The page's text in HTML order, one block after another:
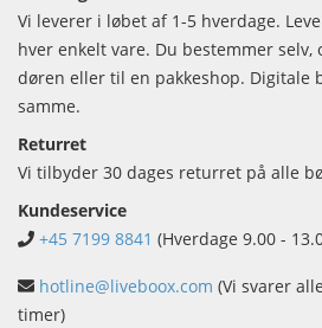
Vi leverer i løbet af 1-5 hverdage.
hver enkelt vare. Du bestemmer
døren eller til en pakkeshop. Digitale
samme.
Returret
Vi tilbyder 30 dages returret på alle
Kundeservice
+45 7199 8841 (Hverdage 9.00 -
hotline@liveboox.com (Vi svarer
timer)